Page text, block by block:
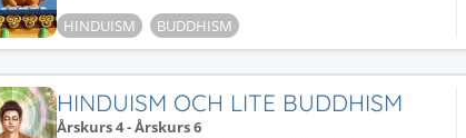
HINDUISM BUDDHISM
HINDUISM OCH LITE BUDDHISM
Årskurs 4 - Årskurs 6